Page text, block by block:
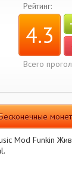
Рейтинг:
4.3
Всего
Mod Funkin